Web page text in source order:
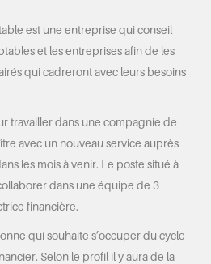
est une entreprise qui conseil
et les entreprises afin de les
qui cadreront avec leurs besoins
travailler dans une compagnie de
avec un nouveau service auprès
les mois à venir. Le poste situé à
dans une équipe de 3
financière.
qui souhaite s’occuper du cycle
Selon le profil il y aura de la